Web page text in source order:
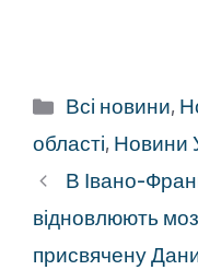
Категорії
Всі новини,
області, Новини
В Івано-
відновлюють
присвячену